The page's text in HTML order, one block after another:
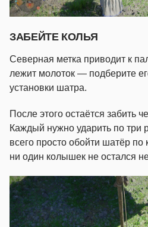
ЗАБЕЙТЕ КОЛЬЯ
Северная метка приводит к
лежит молоток — подберите
установки шатра.
После этого остаётся забить
Каждый нужно ударить по три
всего просто обойти шатёр по
ни один колышек не остался